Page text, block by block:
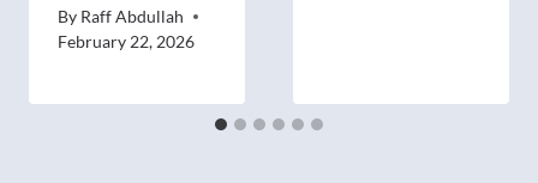
By Raff Abdullah
February 22, 2026